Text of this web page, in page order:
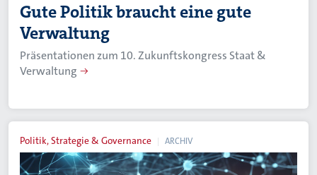
Gute Politik braucht eine gute
Verwaltung
Präsentationen zum 10. Zukunftskongress Staat &
Verwaltung
Politik, Strategie & Governance ARCHIV